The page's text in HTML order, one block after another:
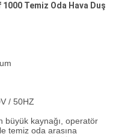
Temiz Oda Hava Duş
/ 50HZ
büyük kaynağı, operatör
temiz oda arasına